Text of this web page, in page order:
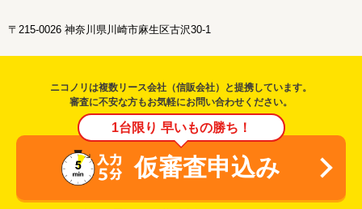
〒215-0026 神奈川県川崎市麻生区古沢30-1
ニコノリは複数リース会社（信販会社）と提携しています。
審査に不安な方もお気軽にお問い合わせください。
1台限り 早いもの勝ち！
仮審査申込み